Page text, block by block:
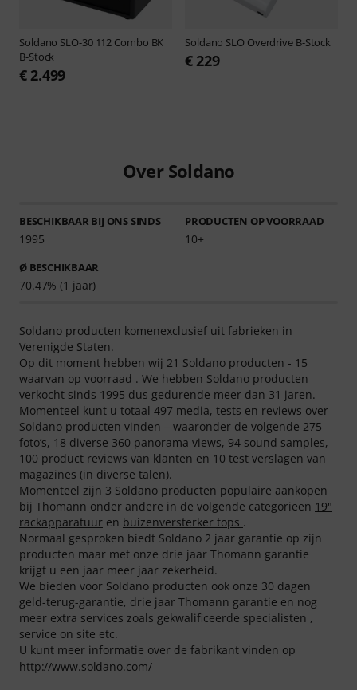
Soldano SLO-30 112 Combo BK
B-Stock
€ 2.499
Soldano SLO Overdrive B-Stock
€ 229
Over Soldano
BESCHIKBAAR BIJ ONS SINDS
1995
PRODUCTEN OP VOORRAAD
10+
Ø BESCHIKBAAR
70.47% (1 jaar)
Soldano producten komenexclusief uit fabrieken in
Verenigde Staten.
Op dit moment hebben wij 21 Soldano producten - 15
waarvan op voorraad . We hebben Soldano producten
verkocht sinds 1995 dus gedurende meer dan 31 jaren.
Momenteel kunt u totaal 497 media, tests en reviews over
Soldano producten vinden – waaronder de volgende 275
foto’s, 18 diverse 360 panorama views, 94 sound samples,
100 product reviews van klanten en 10 test verslagen van
magazines (in diverse talen).
Momenteel zijn 3 Soldano producten populaire aankopen
bij Thomann onder andere in de volgende categorieen 19"
rackapparatuur en buizenversterker tops .
Normaal gesproken biedt Soldano 2 jaar garantie op zijn
producten maar met onze drie jaar Thomann garantie
krijgt u een jaar meer jaar zekerheid.
We bieden voor Soldano producten ook onze 30 dagen
geld-terug-garantie, drie jaar Thomann garantie en nog
meer extra services zoals gekwalificeerde specialisten ,
service on site etc.
U kunt meer informatie over de fabrikant vinden op
http://www.soldano.com/